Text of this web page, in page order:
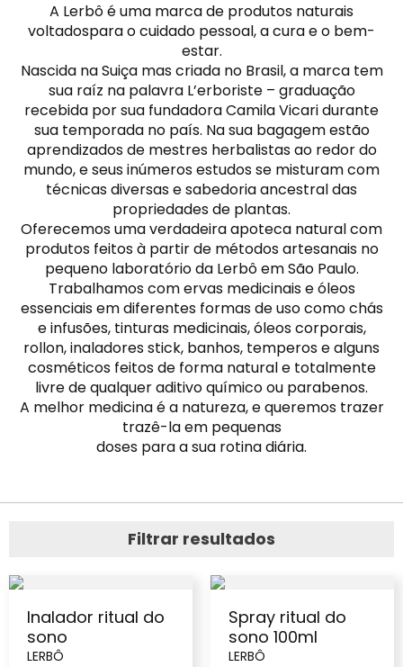
A Lerbô é uma marca de produtos naturais
voltadospara o cuidado pessoal, a cura e o bem-
estar.
Nascida na Suiça mas criada no Brasil, a marca tem
sua raíz na palavra L’erboriste – graduação
recebida por sua fundadora Camila Vicari durante
sua temporada no país. Na sua bagagem estão
aprendizados de mestres herbalistas ao redor do
mundo, e seus inúmeros estudos se misturam com
técnicas diversas e sabedoria ancestral das
propriedades de plantas.
Oferecemos uma verdadeira apoteca natural com
produtos feitos à partir de métodos artesanais no
pequeno laboratório da Lerbô em São Paulo.
Trabalhamos com ervas medicinais e óleos
essenciais em diferentes formas de uso como chás
e infusões, tinturas medicinais, óleos corporais,
rollon, inaladores stick, banhos, temperos e alguns
cosméticos feitos de forma natural e totalmente
livre de qualquer aditivo químico ou parabenos.
A melhor medicina é a natureza, e queremos trazer
trazê-la em pequenas
doses para a sua rotina diária.
Filtrar resultados
Inalador ritual do
sono
LERBÔ
Spray ritual do
sono 100ml
LERBÔ